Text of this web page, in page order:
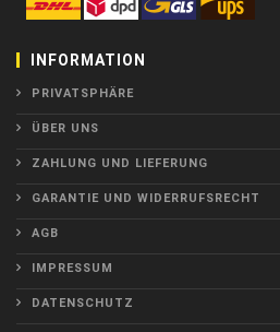
INFORMATION
PRIVATSPHÄRE
ÜBER UNS
ZAHLUNG UND LIEFERUNG
GARANTIE UND WIDERRUFSRECHT
AGB
IMPRESSUM
DATENSCHUTZ